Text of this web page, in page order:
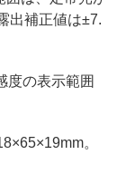
出補正値は±7.
度の表示範囲
。